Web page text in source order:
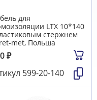
для
LТX 10*140
стержнем
met, Польша
₽
599-20-140